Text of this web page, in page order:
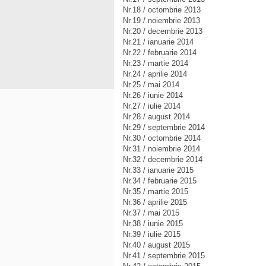
Nr.18 / octombrie 2013
Nr.19 / noiembrie 2013
Nr.20 / decembrie 2013
Nr.21 / ianuarie 2014
Nr.22 / februarie 2014
Nr.23 / martie 2014
Nr.24 / aprilie 2014
Nr.25 / mai 2014
Nr.26 / iunie 2014
Nr.27 / iulie 2014
Nr.28 / august 2014
Nr.29 / septembrie 2014
Nr.30 / octombrie 2014
Nr.31 / noiembrie 2014
Nr.32 / decembrie 2014
Nr.33 / ianuarie 2015
Nr.34 / februarie 2015
Nr.35 / martie 2015
Nr.36 / aprilie 2015
Nr.37 / mai 2015
Nr.38 / iunie 2015
Nr.39 / iulie 2015
Nr.40 / august 2015
Nr.41 / septembrie 2015